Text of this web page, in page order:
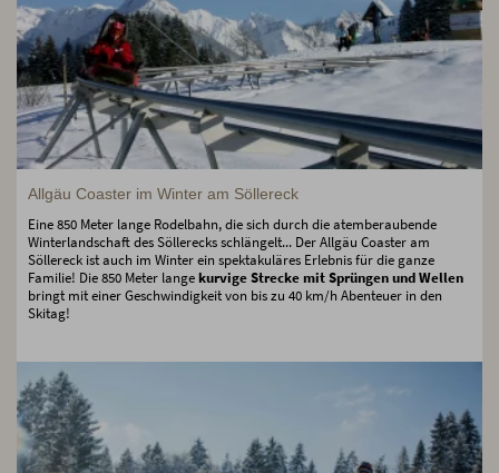
Allgäu Coaster im Winter am Söllereck
Eine 850 Meter lange Rodelbahn, die sich durch die atemberaubende
Winterlandschaft des Söllerecks schlängelt... Der Allgäu Coaster am
Söllereck ist auch im Winter ein spektakuläres Erlebnis für die ganze
Familie! Die 850 Meter langekurvige Strecke mit Sprüngen und Wellen
bringt mit einer Geschwindigkeit von bis zu 40 km/h Abenteuer in den
Skitag!